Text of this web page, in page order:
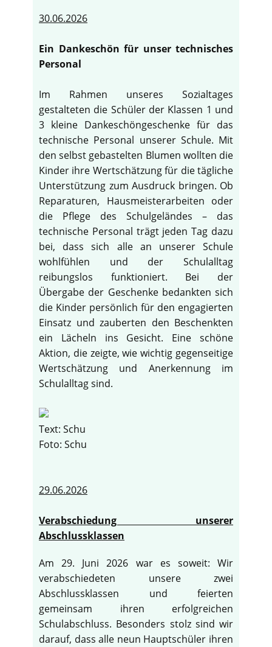
30.06.2026
Ein Dankeschön für unser technisches
Personal
Im Rahmen unseres Sozialtages
gestalteten die Schüler der Klassen 1 und
3 kleine Dankeschöngeschenke für das
technische Personal unserer Schule. Mit
den selbst gebastelten Blumen wollten die
Kinder ihre Wertschätzung für die tägliche
Unterstützung zum Ausdruck bringen. Ob
Reparaturen, Hausmeisterarbeiten oder
die Pflege des Schulgeländes – das
technische Personal trägt jeden Tag dazu
bei, dass sich alle an unserer Schule
wohlfühlen und der Schulalltag
reibungslos funktioniert. Bei der
Übergabe der Geschenke bedankten sich
die Kinder persönlich für den engagierten
Einsatz und zauberten den Beschenkten
ein Lächeln ins Gesicht. Eine schöne
Aktion, die zeigte, wie wichtig gegenseitige
Wertschätzung und Anerkennung im
Schulalltag sind.
Text: Schu
Foto: Schu
29.06.2026
Verabschiedung unserer
Abschlussklassen
Am 29. Juni 2026 war es soweit: Wir
verabschiedeten unsere zwei
Abschlussklassen und feierten
gemeinsam ihren erfolgreichen
Schulabschluss. Besonders stolz sind wir
darauf, dass alle neun Hauptschüler ihren